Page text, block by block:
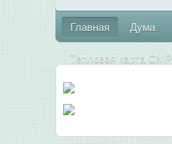
Главная Дума
Тепловая карта СМР